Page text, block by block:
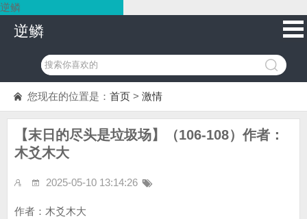
逆鳞
逆鳞
您现在的位置是： 首页 > 激情
【末日的尽头是垃圾场】（106-108）作者：
木爻木大
2025-05-10 13:14:26
作者：木爻木大